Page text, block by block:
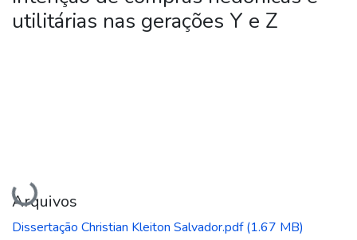
utilitárias nas gerações Y e Z
Carregando...
Arquivos
Dissertação Christian Kleiton Salvador.pdf(1.67 MB)